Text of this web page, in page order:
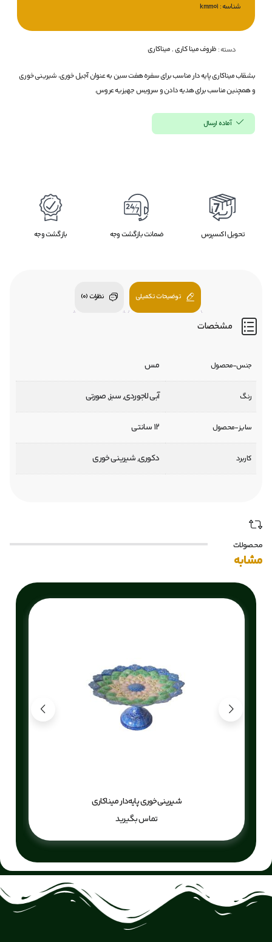
شناسه : kmm01
دسته : ظروف مینا کاری,میناکاری
بشقاب میناکاری پایه دار مناسب برای سفره هفت سین به عنوان آجیل خوری، شیرینی خوری
و همچنین مناسب برای هدیه دادن و سرویس جهیزیه عروس.
آماده ارسال
تحویل اکسپرس ضمانت بازگشت وجه بازگشت وجه
توضیحات تکمیلی نظرات (0)
مشخصات
جنس-محصول مس
رنگ آبی لاجوردی, سبز, صورتی
سایز-محصول 12 سانتی
کاربرد دکوری, شیرینی خوری
محصولات
مشابه
شیرینی‌خوری پایه‌دار میناکاری
تماس بگیرید